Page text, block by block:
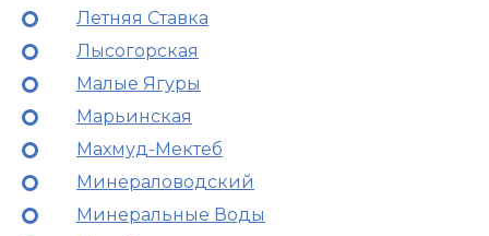
Летняя Ставка
Лысогорская
Малые Ягуры
Марьинская
Махмуд-Мектеб
Минераловодский
Минеральные Воды